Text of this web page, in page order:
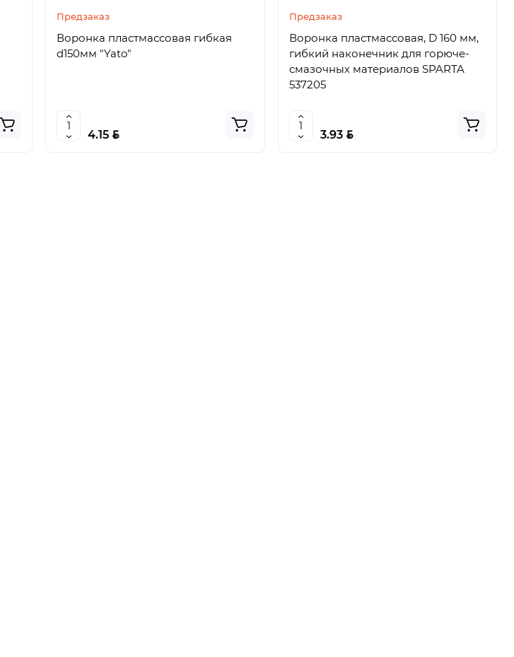
Предзаказ
Воронка пластмассовая гибкая
d150мм "Yato"
4.15 BYN
Предзаказ
Воронка пластмассовая, D 160 мм,
гибкий наконечник для горюче-
смазочных материалов SPARTA
537205
3.93 BYN